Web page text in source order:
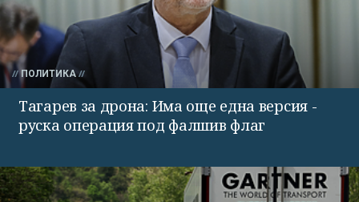
ПОЛИТИКА
Тагарев за дрона: Има още една версия -
руска операция под фалшив флаг